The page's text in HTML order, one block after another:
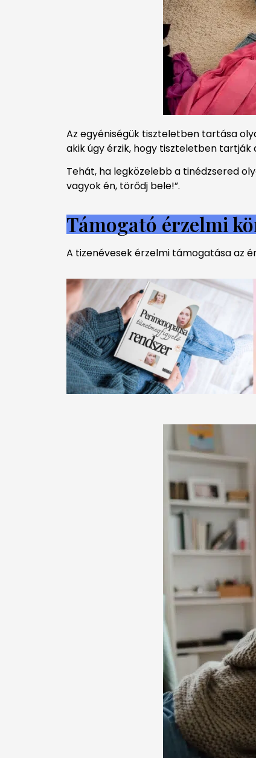
Az egyéniségük tiszteletben tartása
akik úgy érzik, hogy tiszteletben
Tehát, ha legközelebb a tinédzsered
vagyok én, törődj bele!”.
Támogató érzelmi
A tizenévesek érzelmi támogatása az